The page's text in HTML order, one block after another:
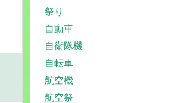
祭り
自動車
自衛隊機
自転車
航空機
航空祭